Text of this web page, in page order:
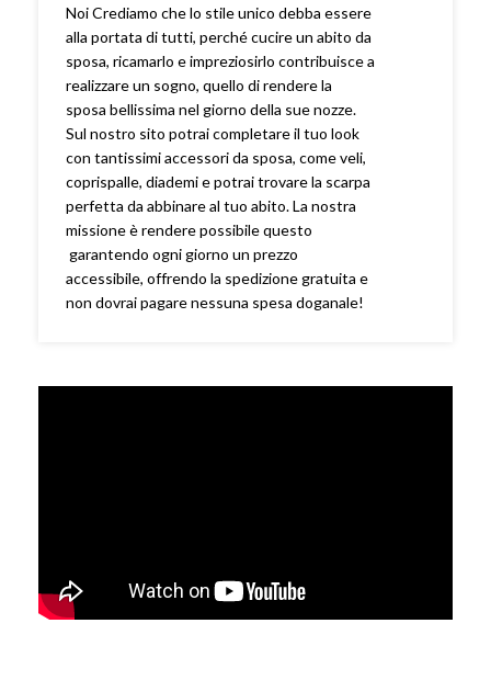
Noi Crediamo che lo stile unico debba essere
alla portata di tutti, perché cucire un abito da
sposa, ricamarlo e impreziosirlo contribuisce a
realizzare un sogno, quello di rendere la
sposa bellissima nel giorno della sue nozze.
Sul nostro sito potrai completare il tuo look
con tantissimi accessori da sposa, come veli,
coprispalle, diademi e potrai trovare la scarpa
perfetta da abbinare al tuo abito. La nostra
missione è rendere possibile questo
garantendo ogni giorno un prezzo
accessibile, offrendo la spedizione gratuita e
non dovrai pagare nessuna spesa doganale!